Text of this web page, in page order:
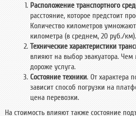
Расположение транспортного
расстояние, которое предстоит
Количество километров
километра (в среднем, 20 руб./км).
Технические характеристики
влияют на выбор эвакуатора.
дороже услуга.
Состояние техники. От характера
зависит способ погрузки на
цена перевозки.
На стоимость влияют также состояние